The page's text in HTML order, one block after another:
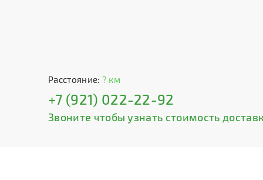
Расстояние: ? км
+7 (921) 022-22-92
Звоните чтобы узнать стоимость